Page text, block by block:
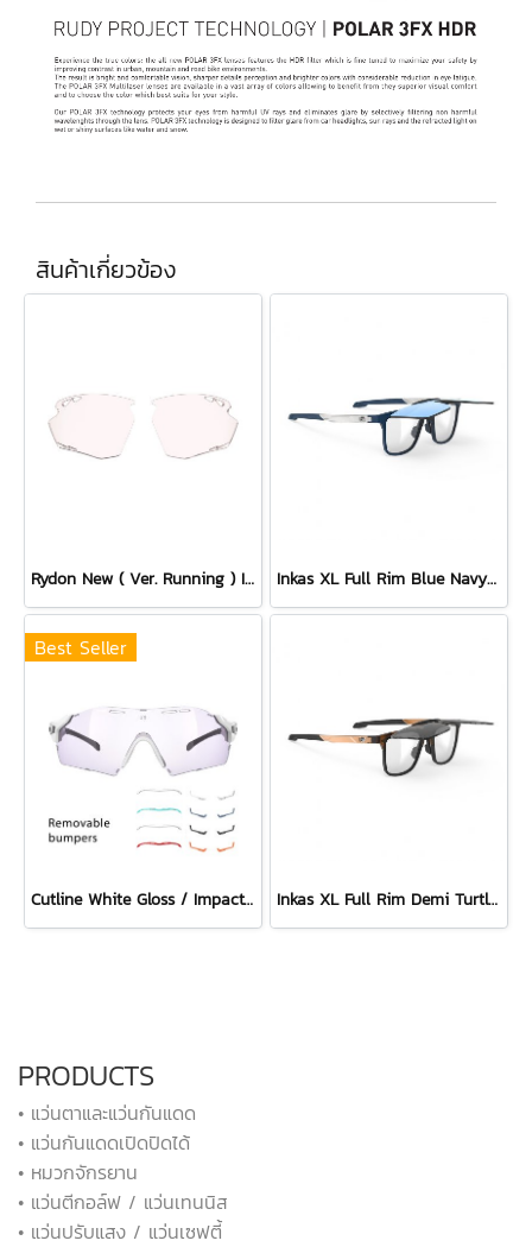
สินค้าเกี่ยวข้อง
Rydon New ( Ver. Running ) Impactx Photochromic 2 Red Lens Inkas XL Full Rim Blue Navy Matte - Multilaser Ice
Best Seller
Cutline White Gloss / ImpactX Photochromic 2 Laser Purple with bumpers set Inkas XL Full Rim Demi Turtle - Smoke Black
PRODUCTS
• แว่นตาและแว่นกันแดด
• แว่นกันแดดเปิดปิดได้
• หมวกจักรยาน
• แว่นตีกอล์ฟ / แว่นเทนนิส
• แว่นปรับแสง / แว่นเซฟตี้